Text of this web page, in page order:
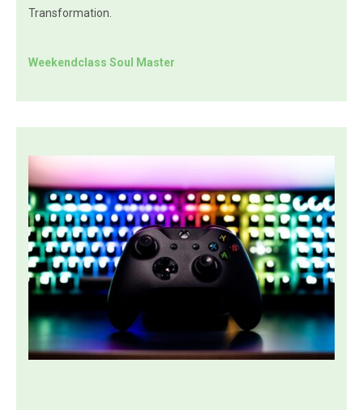
Transformation.
Weekendclass Soul Master